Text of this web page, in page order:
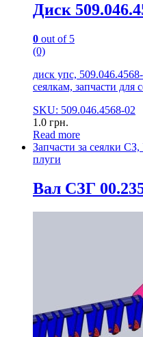
Диск
0 out of 5
(0)
диск упс,
сеялкам, запчасти для
SKU: 509.046.4568-02
1.0 грн.
Read more
Запчасти за сеялки
плуги
Вал СЗГ